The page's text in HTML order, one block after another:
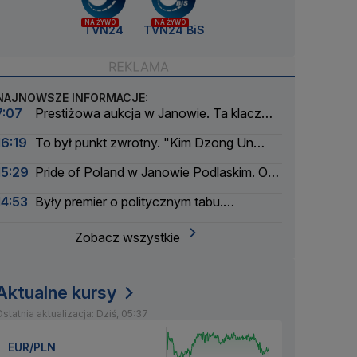
NA ŻYWO
TVN24
NA ŻYWO
TVN24 BiS
INFORMACJE:
Prestiżowa aukcja w Janowie. Ta klacz
To był punkt zwrotny. "Kim Dzong Un
Pride of Poland w Janowie Podlaskim. Oto
Były premier o politycznym tabu.
Zobacz wszystkie
kursy
aktualizacja: Dziś, 05:37
EUR/PLN